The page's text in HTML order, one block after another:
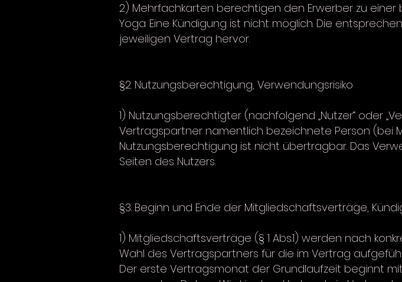
2) Mehrfachkarten berechtigen den Erwerber zu einer
Yoga. Eine Kündigung ist nicht möglich. Die
jeweiligen Vertrag hervor.
§2. Nutzungsberechtigung, Verwendungsrisiko
1) Nutzungsberechtigter (nachfolgend „Nutzer“ oder
Vertragspartner namentlich bezeichnete Person (bei
Nutzungsberechtigung ist nicht übertragbar. Das
Seiten des Nutzers.
§3. Beginn und Ende der Mitgliedschaftsverträge,
1) Mitgliedschaftsverträge (§ 1 Abs.1) werden nach
Wahl des Vertragspartners für die im Vertrag
Der erste Vertragsmonat der Grundlaufzeit beginnt